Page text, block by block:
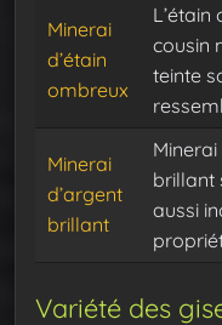
Minerai
d’étain
ombreux
cousin
teinte
Minerai
d’argent
brillant
brillant
aussi
Variété des